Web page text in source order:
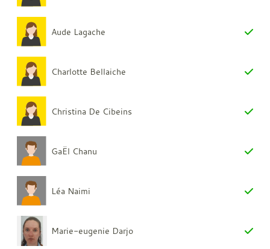
Aude Lagache
Charlotte Bellaiche
Christina De Cibeins
GaËl Chanu
Léa Naimi
Marie-eugenie Darjo